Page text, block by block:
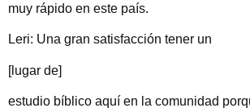
muy rápido en este país.
Leri: Una gran satisfacción tener un
[lugar de]
estudio bíblico aquí en la comunidad